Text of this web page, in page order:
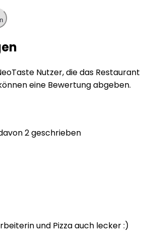
Nutzer, die das Restaurant
eine Bewertung abgeben.
2 geschrieben
und Pizza auch lecker :)